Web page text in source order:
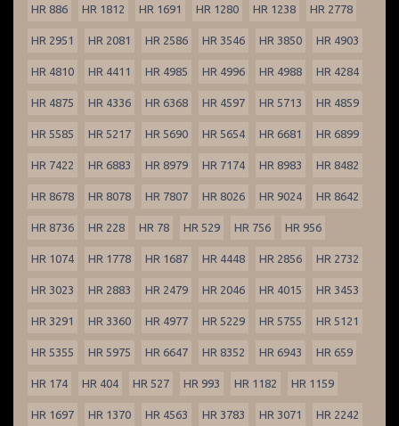
HR 886 HR 1812 HR 1691 HR 1280 HR 1238 HR 2778
HR 2951 HR 2081 HR 2586 HR 3546 HR 3850 HR 4903
HR 4810 HR 4411 HR 4985 HR 4996 HR 4988 HR 4284
HR 4875 HR 4336 HR 6368 HR 4597 HR 5713 HR 4859
HR 5585 HR 5217 HR 5690 HR 5654 HR 6681 HR 6899
HR 7422 HR 6883 HR 8979 HR 7174 HR 8983 HR 8482
HR 8678 HR 8078 HR 7807 HR 8026 HR 9024 HR 8642
HR 8736 HR 228 HR 78 HR 529 HR 756 HR 956
HR 1074 HR 1778 HR 1687 HR 4448 HR 2856 HR 2732
HR 3023 HR 2883 HR 2479 HR 2046 HR 4015 HR 3453
HR 3291 HR 3360 HR 4977 HR 5229 HR 5755 HR 5121
HR 5355 HR 5975 HR 6647 HR 8352 HR 6943 HR 659
HR 174 HR 404 HR 527 HR 993 HR 1182 HR 1159
HR 1697 HR 1370 HR 4563 HR 3783 HR 3071 HR 2242